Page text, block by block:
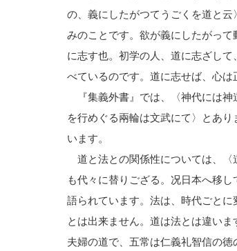
の、義にしたがつてうごくを道と
みのことです。欲が義にしたがっ
に志す也。初学の人、道に志ざし
べているのです。道に志せば、心は
『集義外書』では、〈神代には神
を行めぐる兩輪は文武にて〉とあ
います。
道と法との関係性については、〈
も代々に替りござる。况日本へ移
語られています。法は、時代ごと
とは出来ません。道は法とは違い
夫婦の道で、五常は仁義礼智信の